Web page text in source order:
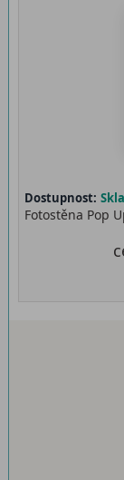
Dostupnost:
Fotostěna Pop